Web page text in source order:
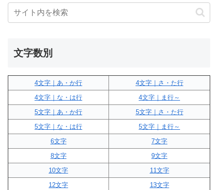
文字数別
4文字｜あ・か行
4文字｜さ・た行
4文字｜な・は行
4文字｜ま行～
5文字｜あ・か行
5文字｜さ・た行
5文字｜な・は行
5文字｜ま行～
6文字
7文字
8文字
9文字
10文字
11文字
12文字
13文字